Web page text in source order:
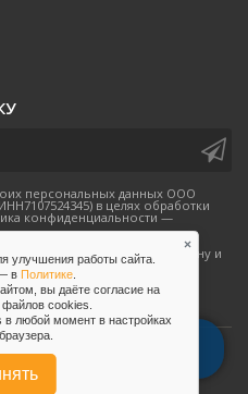
карте
персональных данных ООО
в целях обработки
конфиденциальности —
предложений по телефону и
недвижимости
данных
улучшения работы сайта.
— вПолитике
вы даёте согласие на
сookies.
любой момент в настройках
×